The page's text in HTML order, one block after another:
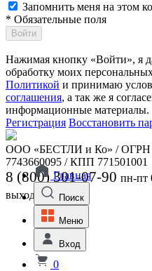
Запомнить меня на этом
* Обязательные поля
Войти
Нажимая кнопку «Войти», я
обработку моих
Политикой и принимаю
соглашения, а так же я
информационные материалы.
Регистрация Восстановить
ООО «БЕСТЛИ и Ко» / ОГРН
7743660095 / КПП 771501001
8 (800) 301-07-90 пн-пт
выходной
Главная
Поиск
Меню
Вход
0